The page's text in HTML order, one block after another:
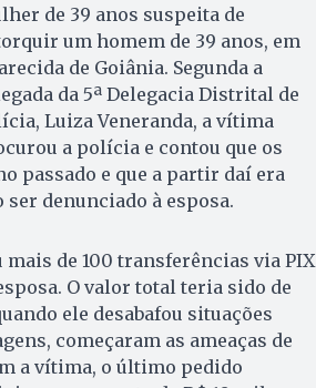
de 39 anos suspeita de
um homem de 39 anos, em
de Goiânia. Segunda a
da 5ª Delegacia Distrital de
Luiza Veneranda, a vítima
a polícia e contou que os
passado e que a partir daí era
denunciado à esposa.
de 100 transferências via PIX
O valor total teria sido de
ele desabafou situações
começaram as ameaças de
a vítima, o último pedido